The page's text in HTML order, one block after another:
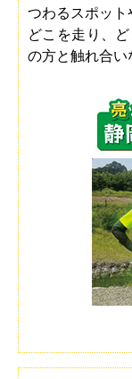
つわるスポット
どこを走り、
の方と触れ合い